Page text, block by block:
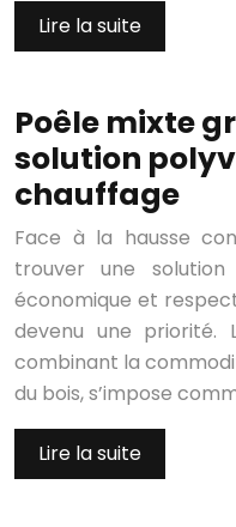
Lire la suite
Poêle mixte
solution
chauffage
Face à la hausse
trouver une
économique et
devenu une priorité.
combinant la
du bois, s’impose
Lire la suite